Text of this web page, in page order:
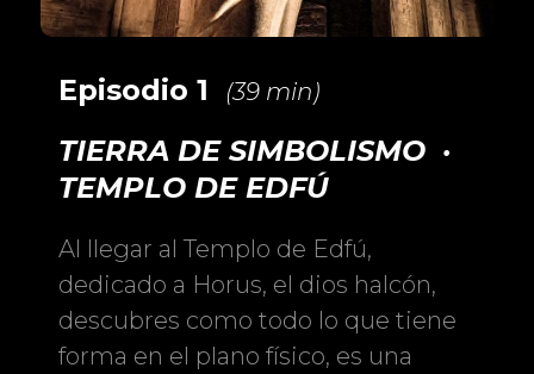
Episodio 1 (39 min)
TIERRA DE SIMBOLISMO ·
TEMPLO DE EDFÚ
Al llegar al Templo de Edfú,
dedicado a Horus, el dios halcón,
descubres como todo lo que tiene
forma en el plano físico, es una